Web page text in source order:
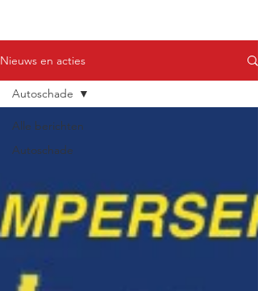
Nieuws en acties
Alle berichten
Autoschade
Autoschade